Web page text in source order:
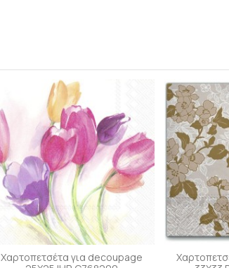
Χαρτοπετσέτα για decoupage